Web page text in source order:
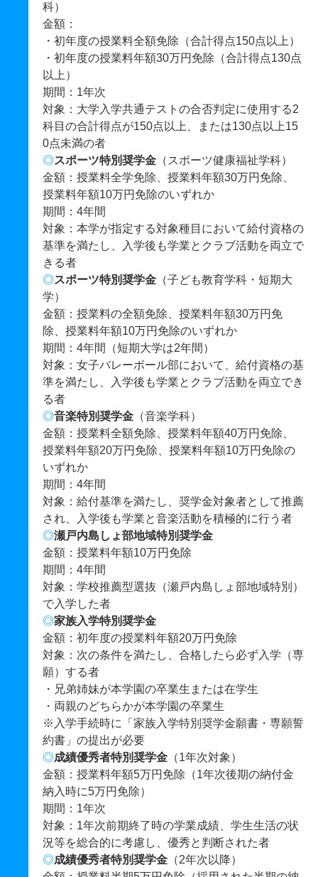
科）
金額：
・初年度の授業料全額免除（合計得点150点以上）
・初年度の授業料年額30万円免除（合計得点130点
以上）
期間：1年次
対象：大学入学共通テストの合否判定に使用する2
科目の合計得点が150点以上、または130点以上15
0点未満の者
◎スポーツ特別奨学金 （スポーツ健康福祉学科）
金額：授業料全学免除、授業料年額30万円免除、
授業料年額10万円免除のいずれか
期間：4年間
対象：本学が指定する対象種目において給付資格の
基準を満たし、入学後も学業とクラブ活動を両立で
きる者
◎スポーツ特別奨学金 （子ども教育学科・短期大
学）
金額：授業料の全額免除、授業料年額30万円免
除、授業料年額10万円免除のいずれか
期間：4年間（短期大学は2年間）
対象：女子バレーボール部において、給付資格の基
準を満たし、入学後も学業とクラブ活動を両立でき
る者
◎音楽特別奨学金 （音楽学科）
金額：授業料全額免除、授業料年額40万円免除、
授業料年額20万円免除、授業料年額10万円免除の
いずれか
期間：4年間
対象：給付基準を満たし、奨学金対象者として推薦
され、入学後も学業と音楽活動を積極的に行う者
◎瀬戸内島しょ部地域特別奨学金
金額：授業料年額10万円免除
期間：4年間
対象：学校推薦型選抜（瀬戸内島しょ部地域特別）
で入学した者
◎家族入学特別奨学金
金額：初年度の授業料年額20万円免除
対象：次の条件を満たし、合格したら必ず入学（専
願）する者
・兄弟姉妹が本学園の卒業生または在学生
・両親のどちらかが本学園の卒業生
※入学手続時に「家族入学特別奨学金願書・専願誓
約書」の提出が必要
◎成績優秀者特別奨学金 （1年次対象）
金額：授業料年額5万円免除（1年次後期の納付金
納入時に5万円免除）
期間：1年次
対象：1年次前期終了時の学業成績、学生生活の状
況等を総合的に考慮し、優秀と判断された者
◎成績優秀者特別奨学金 （2年次以降）